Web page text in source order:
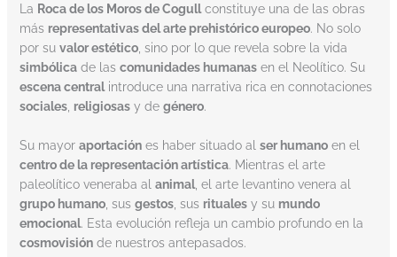
La Roca de los Moros de Cogullconstituye una de las obras
más representativas del arte prehistórico europeo. No solo
por su valor estético, sino por lo que revela sobre la vida
simbólicade las comunidades humanasen el Neolítico. Su
escena centralintroduce una narrativa rica en connotaciones
sociales, religiosasy de género.
Su mayor aportaciónes haber situado al ser humanoen el
centro de la representación artística. Mientras el arte
paleolítico veneraba al animal, el arte levantino venera al
grupo humano, sus gestos, sus ritualesy su mundo
emocional. Esta evolución refleja un cambio profundo en la
cosmovisiónde nuestros antepasados.